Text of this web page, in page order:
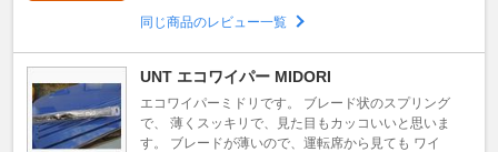
同じ商品のレビュー一覧
UNT エコワイパー MIDORI
エコワイパーミドリです。 ブレード状のスプリング
で、 薄くスッキリで、見た目もカッコいいと思いま
す。 ブレードが薄いので、運転席から見ても ワイ